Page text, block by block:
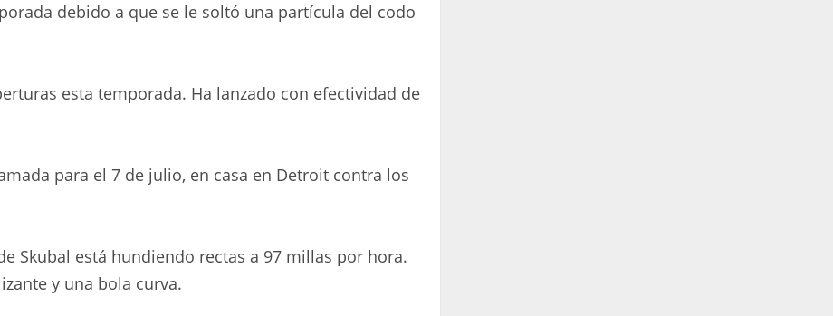
debido a que se le soltó una partícula del codo
esta temporada. Ha lanzado con efectividad de
para el 7 de julio, en casa en Detroit contra los
Skubal está hundiendo rectas a 97 millas por hora.
y una bola curva.